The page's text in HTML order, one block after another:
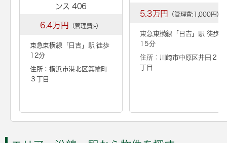
ンス 406
6.4万円 （管理費:-）
東急東横線「 日吉 」駅 徒歩
12分
住所：横浜市港北区箕輪町
３丁目
5.3万円 （管理費:1,000円）
東急東横線「 日吉 」駅 徒歩
15分
住所：川崎市中原区井田２
丁目